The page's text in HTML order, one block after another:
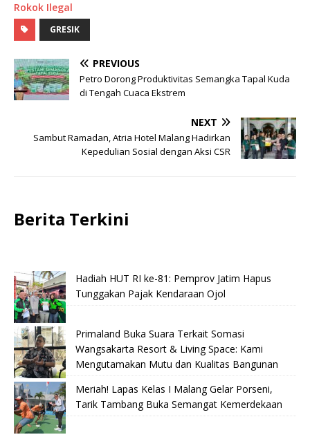
Rokok Ilegal
GRESIK
PREVIOUS
Petro Dorong Produktivitas Semangka Tapal Kuda
di Tengah Cuaca Ekstrem
NEXT
Sambut Ramadan, Atria Hotel Malang Hadirkan
Kepedulian Sosial dengan Aksi CSR
Berita Terkini
Hadiah HUT RI ke-81: Pemprov Jatim Hapus
Tunggakan Pajak Kendaraan Ojol
Primaland Buka Suara Terkait Somasi
Wangsakarta Resort & Living Space: Kami
Mengutamakan Mutu dan Kualitas Bangunan
Meriah! Lapas Kelas I Malang Gelar Porseni,
Tarik Tambang Buka Semangat Kemerdekaan